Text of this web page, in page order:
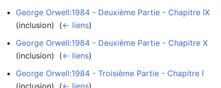
George Orwell:1984 - Deuxième Partie - Chapitre IX
(inclusion) ‎ (← liens)
George Orwell:1984 - Deuxième Partie - Chapitre X
(inclusion) ‎ (← liens)
George Orwell:1984 - Troisième Partie - Chapitre I
(inclusion) ‎ (← liens)